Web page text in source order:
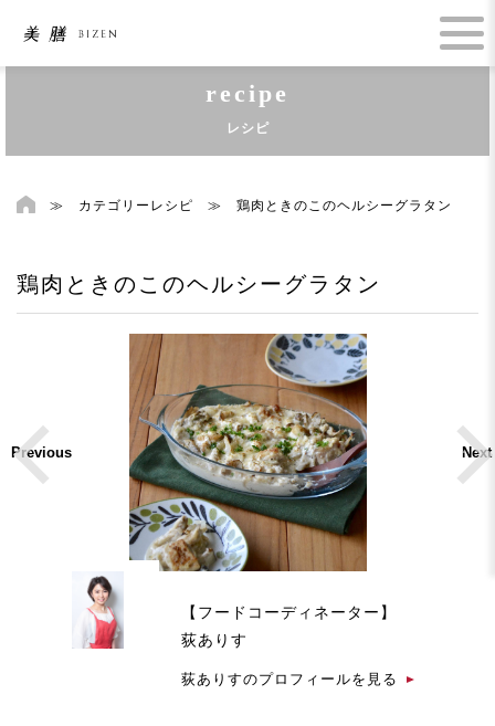
recipe
レシピ
≫ カテゴリーレシピ ≫ 鶏肉ときのこのヘルシーグラタン
鶏肉ときのこのヘルシーグラタン
Previous Next
【フードコーディネーター】
荻ありす
荻ありすのプロフィールを見る